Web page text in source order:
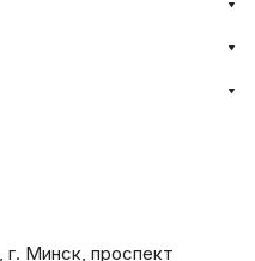
г. Минск, проспект